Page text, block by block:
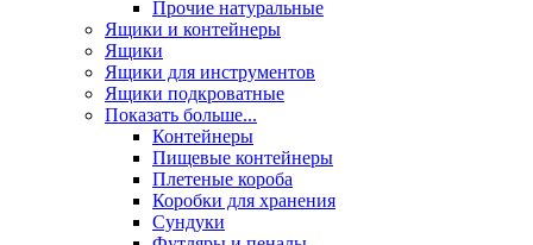
Прочие натуральные
Ящики и контейнеры
Ящики
Ящики для инструментов
Ящики подкроватные
Показать больше...
Контейнеры
Пищевые контейнеры
Плетеные короба
Коробки для хранения
Сундуки